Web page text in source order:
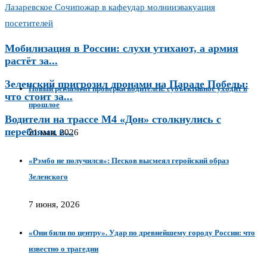
Лазаревское Сочипожар в кафеудар молнииэвакуация
посетителей
Мобилизация в России: слухи утихают, а армия
растёт за...
Зеленский пригрозил дронами на Параде Победы:
что стоит за...
Водители на трассе М4 «Дон» столкнулись с
перебоями в...
Новый регламент проверки водителей: субъективное уходит в
прошлое
21 мая, 2026
«Рэмбо не получился»: Песков высмеял геройский образ
Зеленского
7 июня, 2026
«Они били по центру». Удар по древнейшему городу России: что
известно о трагедии